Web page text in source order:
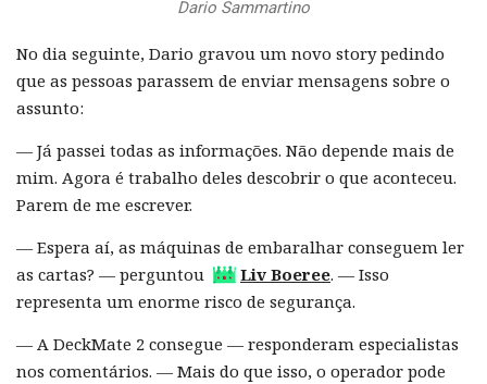
Dario Sammartino
No dia seguinte, Dario gravou um novo story pedindo
que as pessoas parassem de enviar mensagens sobre o
assunto:
— Já passei todas as informações. Não depende mais de
mim. Agora é trabalho deles descobrir o que aconteceu.
Parem de me escrever.
— Espera aí, as máquinas de embaralhar conseguem ler
as cartas? — perguntou
Liv Boeree. — Isso
representa um enorme risco de segurança.
— A DeckMate 2 consegue — responderam especialistas
nos comentários. — Mais do que isso, o operador pode